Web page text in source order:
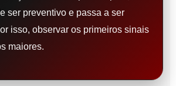
ser preventivo e passa a ser
isso, observar os primeiros sinais
maiores.